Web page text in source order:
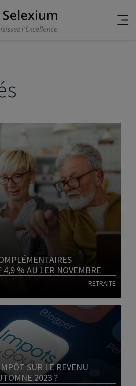
4,9 % AU 1ER NOVEMBRE
RETRAITE
Lire l'article
SUR LE REVENU
2023 ?